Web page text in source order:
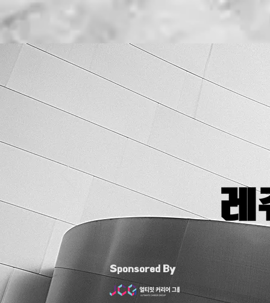
Sponsored By